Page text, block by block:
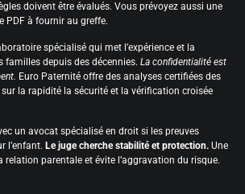
doivent être évalués. Vous prévoyez aussi une
PDF à fournir au greffe.
spécialisé qui met l’expérience et la
familles depuis des décennies. La confidentialité est
Euro Paternité offre des analyses certifiées des
la rapidité la sécurité et la vérification croisée
un avocat spécialisé en droit si les preuves
l’enfant. Le juge cherche stabilité et protection. Une
relation parentale et évite l’aggravation du risque.